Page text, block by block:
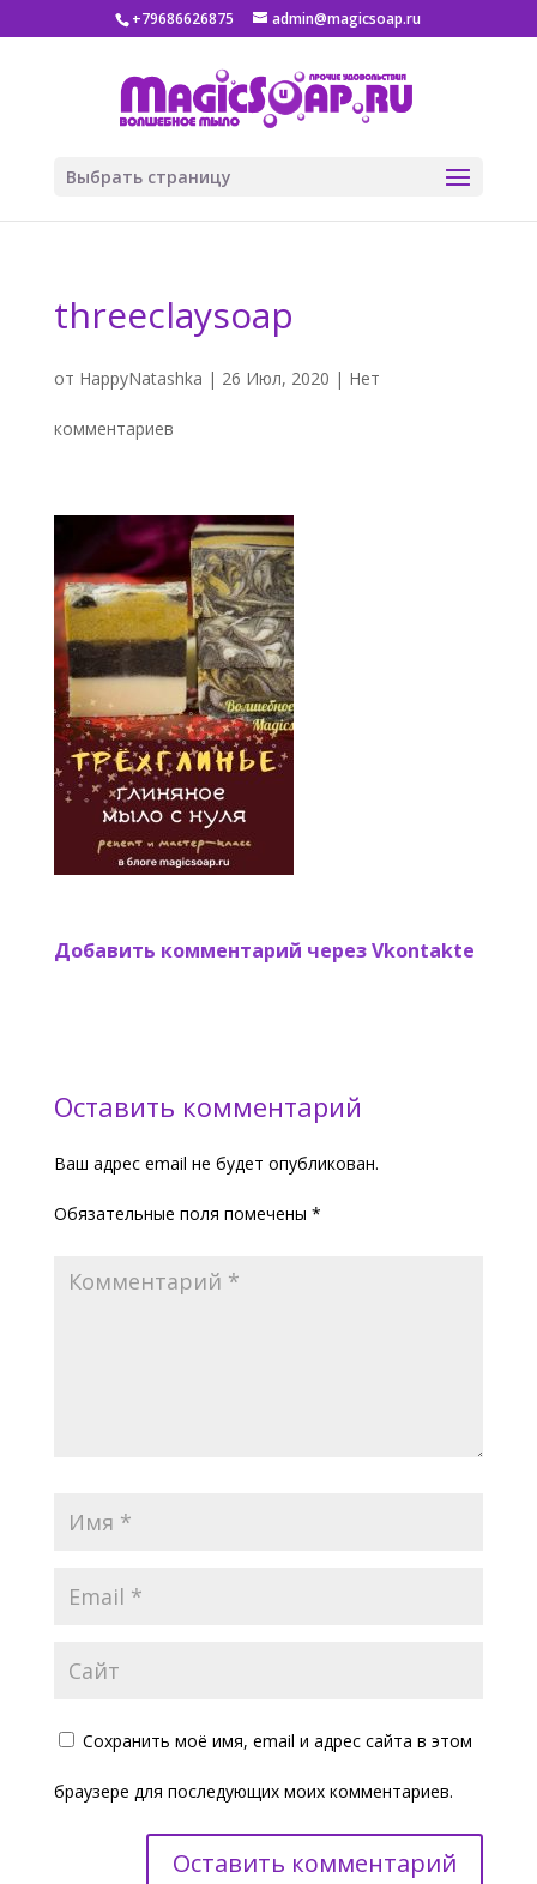
+79686626875 admin@magicsoap.ru
Выбрать страницу
threeclaysoap
от HappyNatashka | 26 Июл, 2020 | Нет
комментариев
Добавить комментарий через Vkontakte
Оставить комментарий
Ваш адрес email не будет опубликован.
Обязательные поля помечены *
Сохранить моё имя, email и адрес сайта в этом
браузере для последующих моих комментариев.